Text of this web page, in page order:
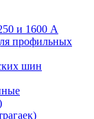
и 1600 А
профильных
шин